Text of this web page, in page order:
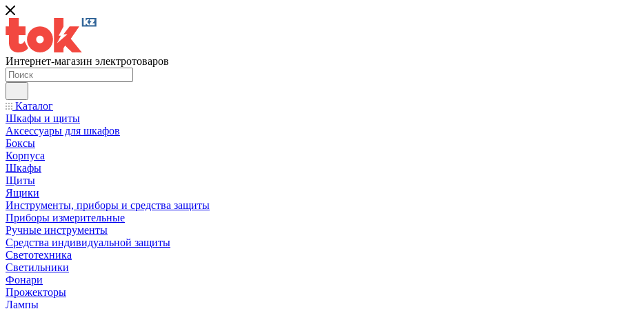
Интернет-магазин электротоваров
Каталог
Шкафы и щиты
Аксессуары для шкафов
Боксы
Корпуса
Шкафы
Щиты
Ящики
Инструменты, приборы и средства защиты
Приборы измерительные
Ручные инструменты
Средства индивидуальной защиты
Светотехника
Светильники
Фонари
Прожекторы
Лампы